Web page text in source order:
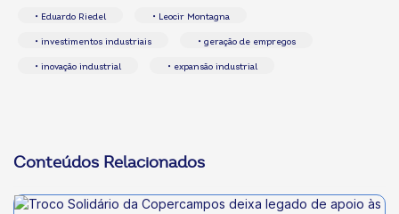
• Eduardo Riedel • Leocir Montagna
• investimentos industriais • geração de empregos
• inovação industrial • expansão industrial
Conteúdos Relacionados